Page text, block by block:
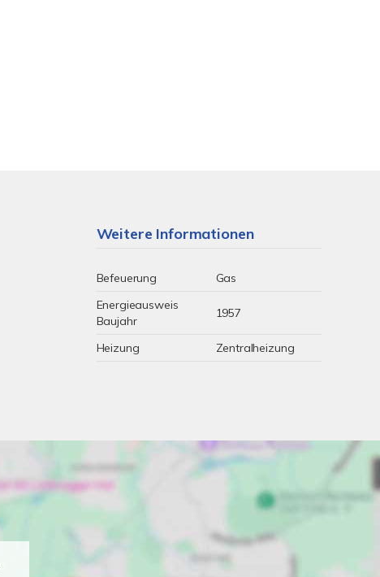
Weitere Informationen
Befeuerung
Gas
Energieausweis
Baujahr
1957
Heizung Zentralheizung